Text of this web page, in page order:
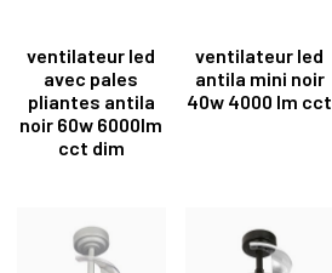
ventilateur led
avec pales
pliantes antila
noir 60w 6000lm
cct dim
ventilateur led
antila mini noir
40w 4000 lm cct